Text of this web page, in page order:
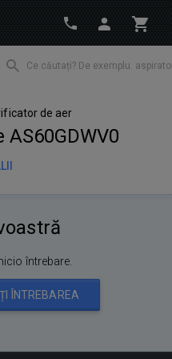
de aer
AS60GDWV0
întrebare.
ÎNTREBAREA